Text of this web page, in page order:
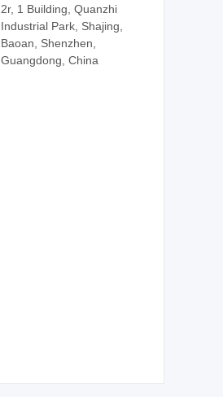
2r, 1 Building, Quanzhi
Industrial Park, Shajing,
Baoan, Shenzhen,
Guangdong, China